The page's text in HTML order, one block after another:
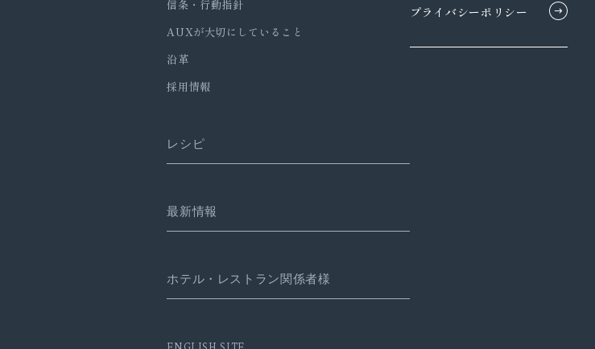
信条・行動指針
AUXが大切にしていること
沿革
採用情報
レシピ
最新情報
ホテル・レストラン関係者様
プライバシーポリシー